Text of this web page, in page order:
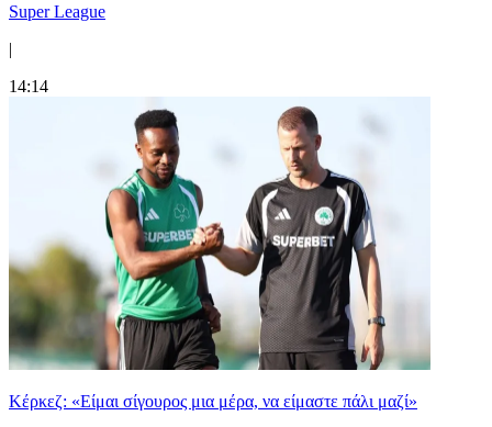
Super League
|
14:14
Κέρκεζ: «Είμαι σίγουρος μια μέρα, να είμαστε πάλι μαζί»